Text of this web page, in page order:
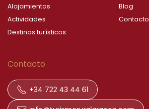
Alojamientos
Actividades
Destinos turísticos
Blog
Contacto
Contacto
+34 722 43 44 61